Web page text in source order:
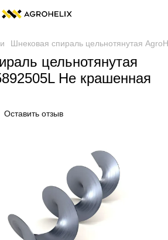
Шнековая спираль цельнотянутая
цельнотянутая
Не крашенная
Оставить отзыв